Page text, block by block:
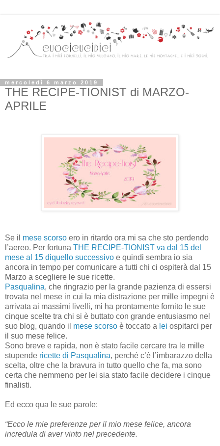
mercoledì 6 marzo 2019
THE RECIPE-TIONIST di MARZO-
APRILE
Se il mese scorso ero in ritardo ora mi sa che sto perdendo
l’aereo. Per fortuna THE RECIPE-TIONIST va dal 15 del
mese al 15 diquello successivo e quindi sembra io sia
ancora in tempo per comunicare a tutti chi ci ospiterà dal 15
Marzo a scegliere le sue ricette.
Pasqualina, che ringrazio per la grande pazienza di essersi
trovata nel mese in cui la mia distrazione per mille impegni è
arrivata ai massimi livelli, mi ha prontamente fornito le sue
cinque scelte tra chi si è buttato con grande entusiasmo nel
suo blog, quando il mese scorso è toccato a lei ospitarci per
il suo mese felice.
Sono breve e rapida, non è stato facile cercare tra le mille
stupende ricette di Pasqualina, perché c’è l’imbarazzo della
scelta, oltre che la bravura in tutto quello che fa, ma sono
certa che nemmeno per lei sia stato facile decidere i cinque
finalisti.
Ed ecco qua le sue parole:
“Ecco le mie preferenze per il mio mese felice, ancora
incredula di aver vinto nel precedente.